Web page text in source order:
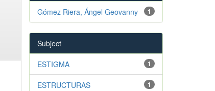
1
Gómez Riera, Ángel Geovanny
Subject
1
ESTIGMA
1
ESTRUCTURAS